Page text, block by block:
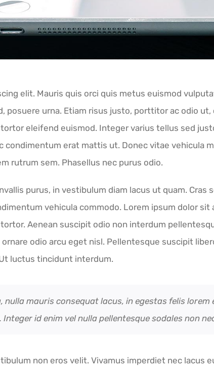
elit. Mauris quis orci quis metus euismod
posuere urna. Etiam risus justo, porttitor ac odio
eleifend euismod. Integer varius tellus sed
erat mattis ut. Donec vitae vehicula
rutrum sem. Phasellus nec purus odio.
purus, in vestibulum diam lacus ut quam.
vehicula commodo. Lorem ipsum dolor
Aenean suscipit odio non interdum
odio arcu eget nisl. Pellentesque suscipit
luctus tincidunt interdum.
mauris consequat lacus, in egestas felis
id enim vel nulla pellentesque sodales non
non eros velit. Vivamus imperdiet nec lacus